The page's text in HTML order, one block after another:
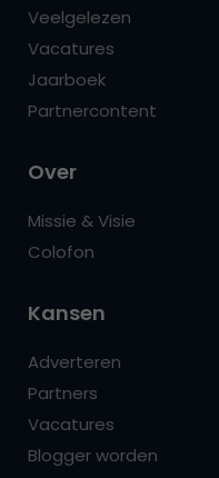
Veelgelezen
Vacatures
Jaarboek
Partnercontent
Over
Missie & Visie
Colofon
Kansen
Adverteren
Partners
Vacatures
Blogger worden